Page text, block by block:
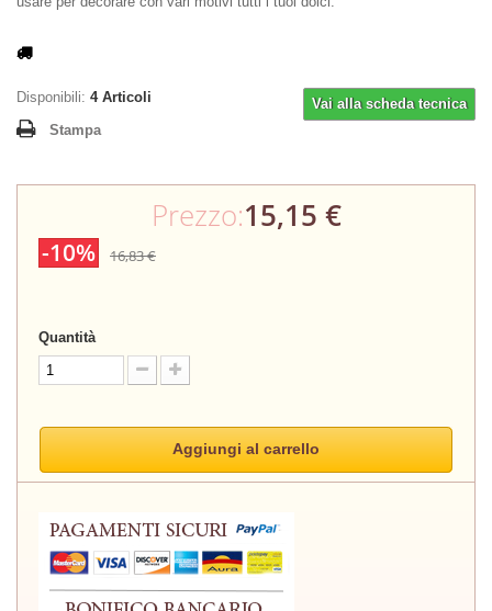
Vai alla scheda tecnica
Disponibili: 4 Articoli
Stampa
Prezzo:15,15 €
-10% 16,83 €
Quantità
Aggiungi al carrello